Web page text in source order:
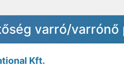
varró/varrónő
Kft.